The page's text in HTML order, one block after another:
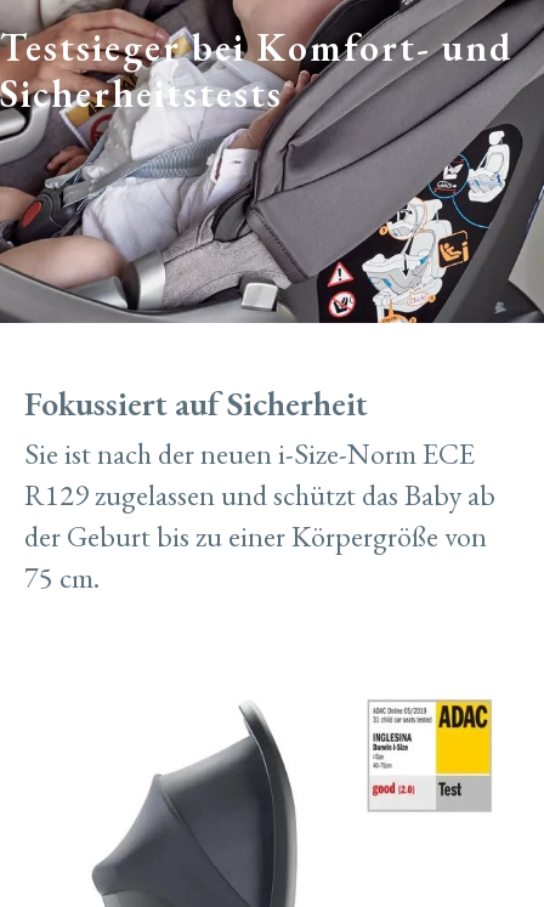
Testsieger bei Komfort- und
Sicherheitstests
Fokussiert auf Sicherheit
Sie ist nach der neuen i-Size-Norm ECE
R129 zugelassen und schützt das Baby ab
der Geburt bis zu einer Körpergröße von
75 cm.